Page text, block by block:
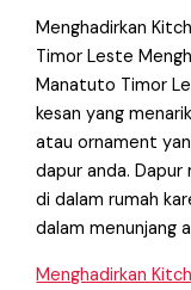
Menghadirkan
Timor Leste
Manatuto Timor
kesan yang
atau ornament
dapur anda.
di dalam rumah
dalam menunjang
Menghadirkan